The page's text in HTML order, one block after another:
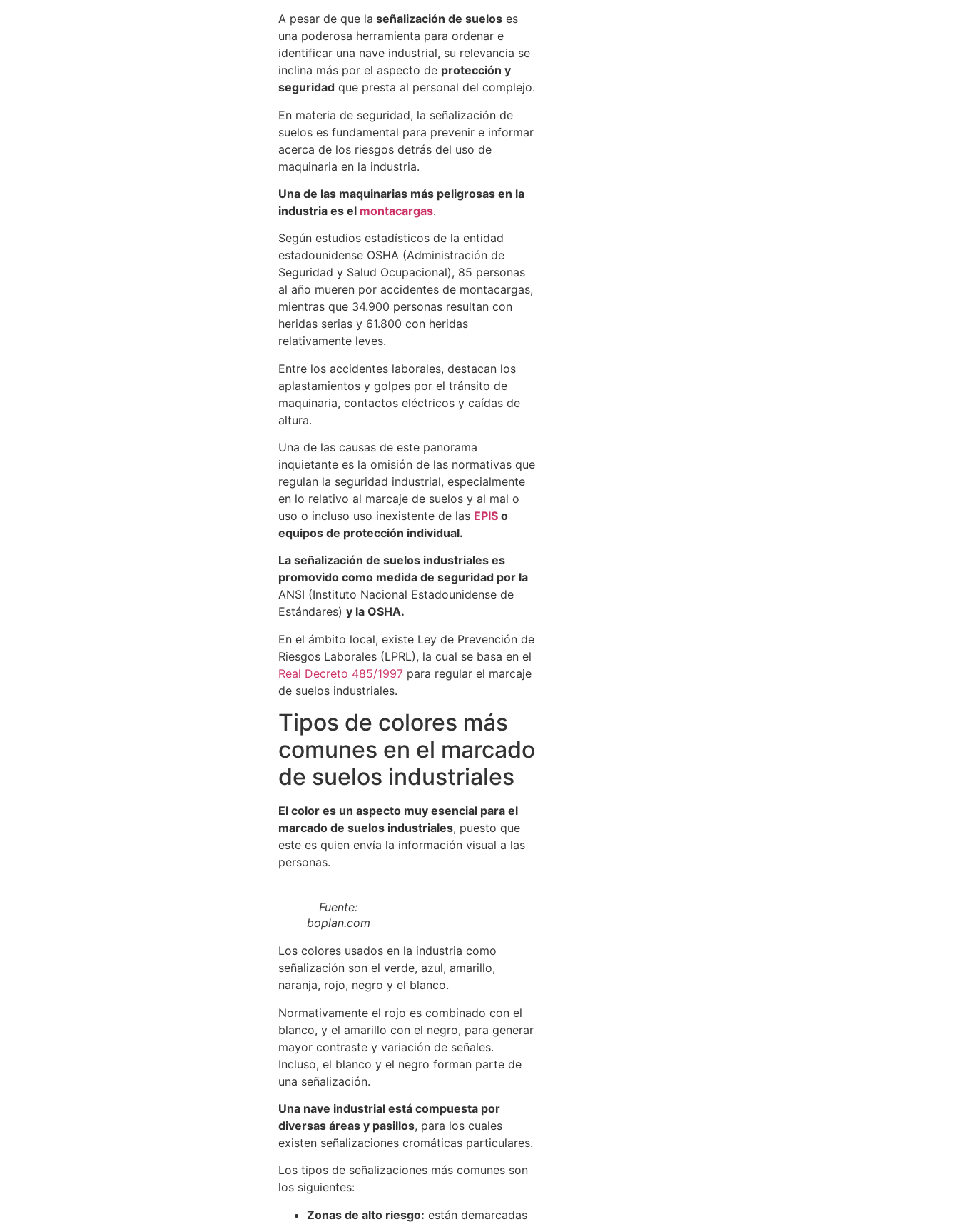
A pesar de que la señalización de sueloses
una poderosa herramienta para ordenar e
identificar una nave industrial, su relevancia se
inclina más por el aspecto de protección y
seguridadque presta al personal del complejo.
En materia de seguridad, la señalización de
suelos es fundamental para prevenir e informar
acerca de los riesgos detrás del uso de
maquinaria en la industria.
Una de las maquinarias más peligrosas en la
industria es el montacargas.
Según estudios estadísticos de la entidad
estadounidense OSHA (Administración de
Seguridad y Salud Ocupacional), 85 personas
al año mueren por accidentes de montacargas,
mientras que 34.900 personas resultan con
heridas serias y 61.800 con heridas
relativamente leves.
Entre los accidentes laborales, destacan los
aplastamientos y golpes por el tránsito de
maquinaria, contactos eléctricos y caídas de
altura.
Una de las causas de este panorama
inquietante es la omisión de las normativas que
regulan la seguridad industrial, especialmente
en lo relativo al marcaje de suelos y al mal o
uso o incluso uso inexistente de las EPIS o
equipos de protección individual.
La señalización de suelos industriales es
promovido como medida de seguridad por la
ANSI (Instituto Nacional Estadounidense de
Estándares) y la OSHA.
En el ámbito local, existe Ley de Prevención de
Riesgos Laborales (LPRL), la cual se basa en el
Real Decreto 485/1997para regular el marcaje
de suelos industriales.
Tipos de colores más
comunes en el marcado
de suelos industriales
El color es un aspecto muy esencial para el
marcado de suelos industriales, puesto que
este es quien envía la información visual a las
personas.
Fuente:
boplan.com
Los colores usados en la industria como
señalización son el verde, azul, amarillo,
naranja, rojo, negro y el blanco.
Normativamente el rojo es combinado con el
blanco, y el amarillo con el negro, para generar
mayor contraste y variación de señales.
Incluso, el blanco y el negro forman parte de
una señalización.
Una nave industrial está compuesta por
diversas áreas y pasillos, para los cuales
existen señalizaciones cromáticas particulares.
Los tipos de señalizaciones más comunes son
los siguientes:
Zonas de alto riesgo: están demarcadas